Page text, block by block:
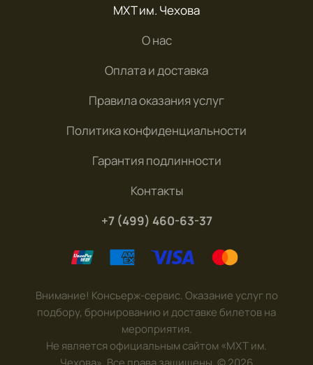
МХТ им. Чехова
О нас
Оплата и доставка
Правила оказания услуг
Политика конфиденциальности
Гарантия подлинности
Контакты
+7 (499) 460-63-37
Внимание! Консьерж-сервис. Оказание услуг по
подбору, бронированию и доставке билетов на
мероприятия.
Не является официальным сайтом «МХТ им.